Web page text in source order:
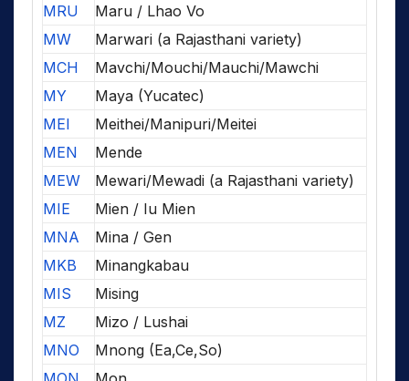
MRU
Maru / Lhao Vo
MW
Marwari (a Rajasthani variety)
MCH
Mavchi/Mouchi/Mauchi/Mawchi
MY
Maya (Yucatec)
MEI
Meithei/Manipuri/Meitei
MEN
Mende
MEW
Mewari/Mewadi (a Rajasthani variety)
MIE
Mien / Iu Mien
MNA
Mina / Gen
MKB
Minangkabau
MIS
Mising
MZ
Mizo / Lushai
MNO
Mnong (Ea,Ce,So)